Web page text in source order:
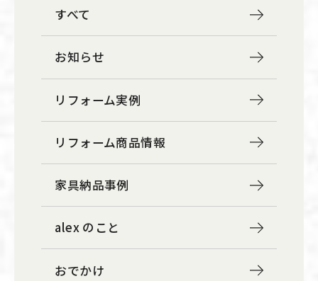
すべて
お知らせ
リフォーム実例
リフォーム商品情報
家具納品事例
alex のこと
おでかけ